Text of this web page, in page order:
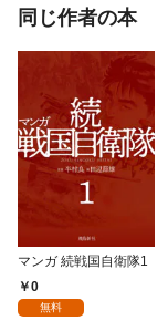
同じ作者の本
マンガ 続戦国自衛隊1
0
無料